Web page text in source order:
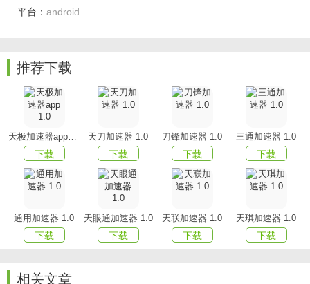
平台： android
推荐下载
天极加速器app 1.0
下载
天刀加速器 1.0
下载
刀锋加速器 1.0
下载
三通加速器 1.0
下载
通用加速器 1.0
下载
天眼通加速器 1.0
下载
天联加速器 1.0
下载
天琪加速器 1.0
下载
相关文章